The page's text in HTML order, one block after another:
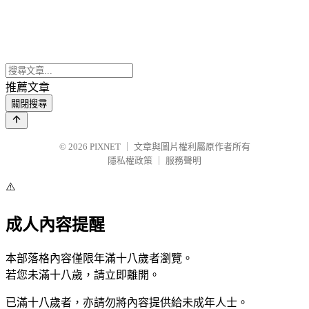
推薦文章
關閉搜尋
© 2026 PIXNET
文章與圖片權利屬原作者所有
隱私權政策
服務聲明
⚠️
成人內容提醒
本部落格內容僅限年滿十八歲者瀏覽。
若您未滿十八歲，請立即離開。
已滿十八歲者，亦請勿將內容提供給未成年人士。